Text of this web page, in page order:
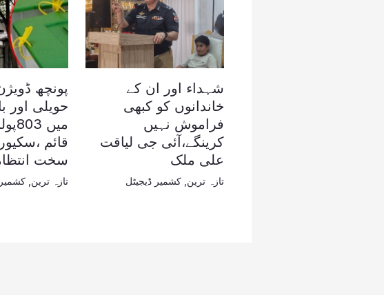
شہداء اور ان کے
خاندانوں کو کبھی
فراموش نہیں
کرینگے،آئی جی لیاقت
علی ملک
تازہ ترین کشمیر ڈیجیٹل
پونچھ
حویلی اور
قائم
سخت
تازہ ترین ,